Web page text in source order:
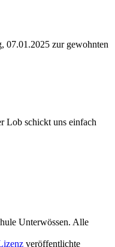
07.01.2025 zur gewohnten
Lob schickt uns einfach
Unterwössen. Alle
veröffentlichte